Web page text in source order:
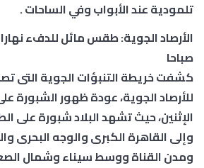
تلمودية عند الأبواب وفي الساحات .
الأرصاد الجوية: طقس مائل للدفء
صباحا
كشفت خريطة التنبؤات الجوية التى
للأرصاد الجوية، عودة ظهور الشبورة
الإثنين، حيث تشهد البلاد شبورة على
وإلى القاهرة الكبرى والوجه البحرى
ومدن القناة ووسط سيناء وشمال